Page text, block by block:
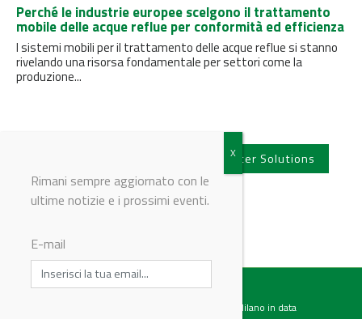
Perché le industrie europee scelgono il trattamento
mobile delle acque reflue per conformità ed efficienza
I sistemi mobili per il trattamento delle acque reflue si stanno
rivelando una risorsa fondamentale per settori come la
produzione...
Vedi tutti gli articoli di Mobile Water Solutions
Testata giornalistica registrata presso il Tribunale di Milano in data
Rimani sempre aggiornato con le
ultime notizie e i prossimi eventi.
E-mail